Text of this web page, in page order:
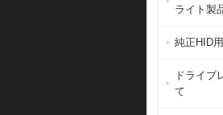
ライト製
純正HID
ドライブ
て